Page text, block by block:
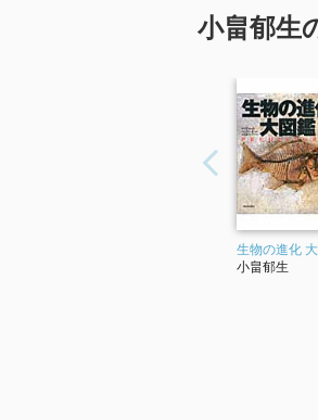
本文の言
小畠郁生
生物の進化
小畠郁生